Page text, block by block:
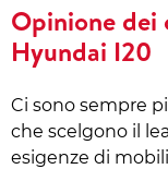
Opinione dei
Hyundai I20
Ci sono sempre
che scelgono il
esigenze di